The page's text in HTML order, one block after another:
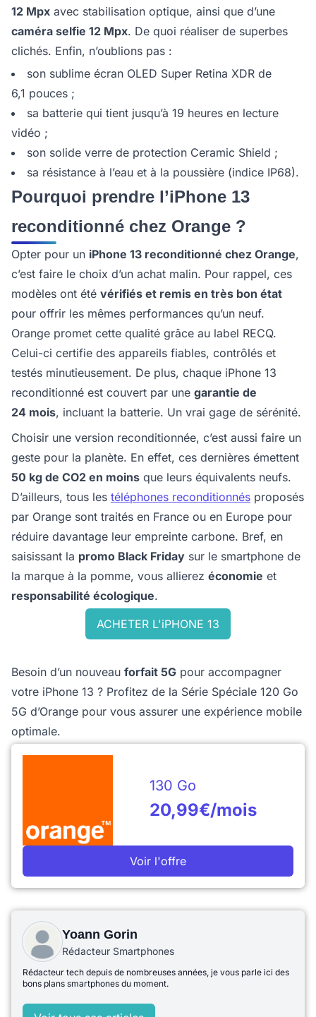
12 Mpx avec stabilisation optique, ainsi que d’une
caméra selfie 12 Mpx. De quoi réaliser de superbes
clichés. Enfin, n’oublions pas :
son sublime écran OLED Super Retina XDR de
6,1 pouces ;
sa batterie qui tient jusqu’à 19 heures en lecture
vidéo ;
son solide verre de protection Ceramic Shield ;
sa résistance à l’eau et à la poussière (indice IP68).
Pourquoi prendre l’iPhone 13
reconditionné chez Orange ?
Opter pour un iPhone 13 reconditionné chez Orange,
c’est faire le choix d’un achat malin. Pour rappel, ces
modèles ont été vérifiés et remis en très bon état
pour offrir les mêmes performances qu’un neuf.
Orange promet cette qualité grâce au label RECQ.
Celui-ci certifie des appareils fiables, contrôlés et
testés minutieusement. De plus, chaque iPhone 13
reconditionné est couvert par une garantie de
24 mois, incluant la batterie. Un vrai gage de sérénité.
Choisir une version reconditionnée, c’est aussi faire un
geste pour la planète. En effet, ces dernières émettent
50 kg de CO2 en moins que leurs équivalents neufs.
D’ailleurs, tous les téléphones reconditionnés proposés
par Orange sont traités en France ou en Europe pour
réduire davantage leur empreinte carbone. Bref, en
saisissant la promo Black Friday sur le smartphone de
la marque à la pomme, vous allierez économie et
responsabilité écologique.
ACHETER L'iPHONE 13
Besoin d’un nouveau forfait 5G pour accompagner
votre iPhone 13 ? Profitez de la Série Spéciale 120 Go
5G d’Orange pour vous assurer une expérience mobile
optimale.
130 Go
20,99€/mois
Voir l'offre
Yoann Gorin
Rédacteur Smartphones
Rédacteur tech depuis de nombreuses années, je vous parle ici des
bons plans smartphones du moment.